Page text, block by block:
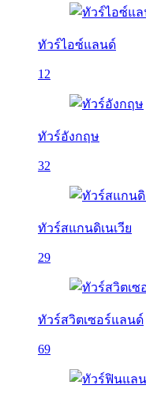
ทัวร์ไอซ์แลนด์
12
ทัวร์อังกฤษ
32
ทัวร์สแกนดิเนเวีย
29
ทัวร์สวิตเซอร์แลนด์
69